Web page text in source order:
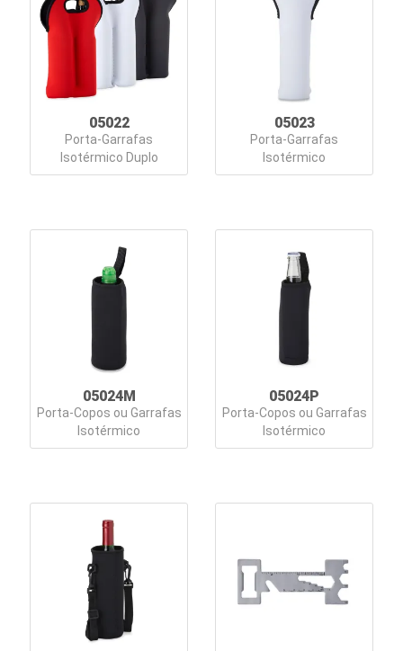
Lazer
Estojos
Ferramentas
Fones
de
Guarda-
Informática
Telefonia
e
Escolar
vindas
Churrasco
05022
Porta-Garrafas
Isotérmico Duplo
05023
Porta-Garrafas
Isotérmico
05024M
Porta-Copos ou Garrafas
Isotérmico
05024P
Porta-Copos ou Garrafas
Isotérmico